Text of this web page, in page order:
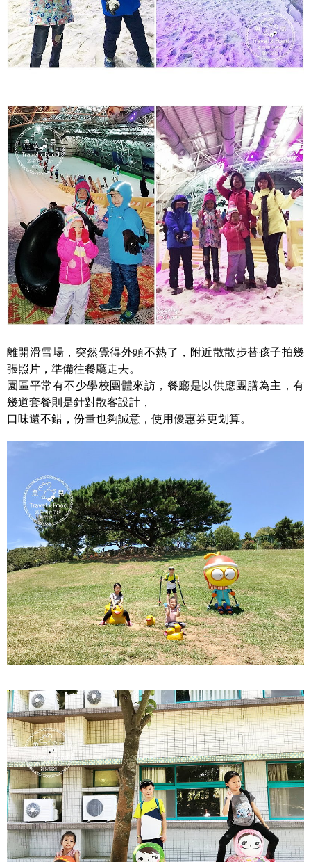
離開滑雪場，突然覺得外頭不熱了，附近散散步替孩子拍幾
張照片，準備往餐廳走去。
園區平常有不少學校團體來訪，餐廳是以供應團膳為主，有
幾道套餐則是針對散客設計，
口味還不錯，份量也夠誠意，使用優惠券更划算。